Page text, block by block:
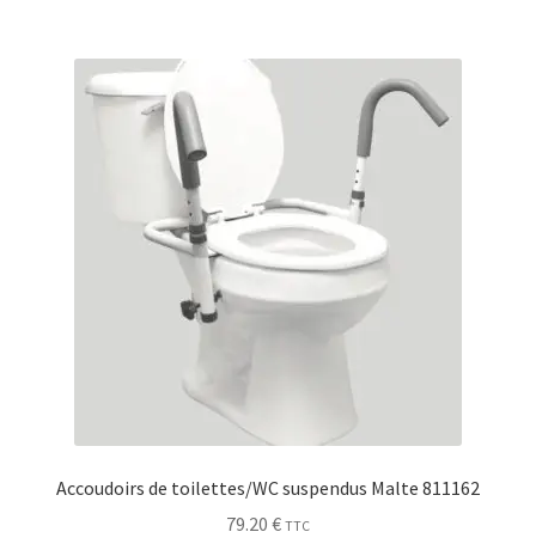
Accoudoirs de toilettes/WC suspendus Malte 811162
79.20 € TTC